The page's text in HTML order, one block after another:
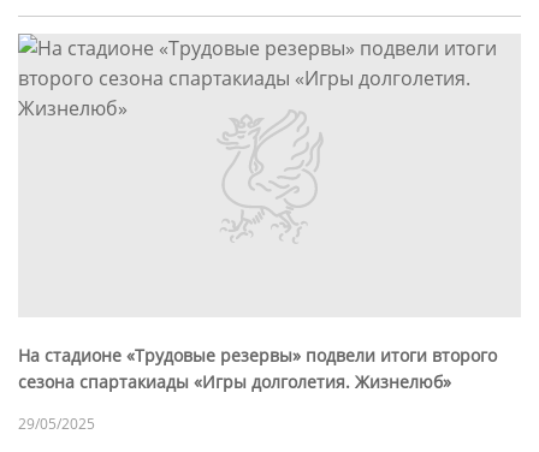
На стадионе «Трудовые резервы» подвели итоги второго
сезона спартакиады «Игры долголетия. Жизнелюб»
29/05/2025